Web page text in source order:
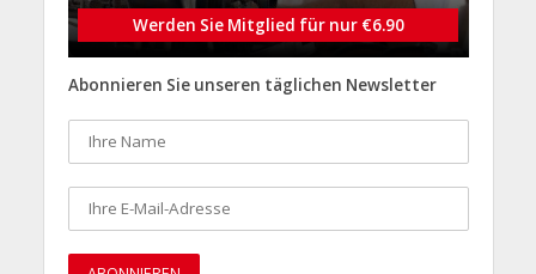
Werden Sie Mitglied für nur €6.90
Abonnieren Sie unseren täglichen Newsletter